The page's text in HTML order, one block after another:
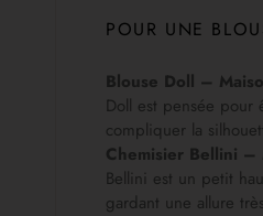
POUR UNE
Blouse Doll –
Doll est pensée pour
compliquer la
Chemisier Bellini –
Bellini est un petit
gardant une allure